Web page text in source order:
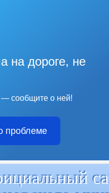
на дороге, не
— сообщите о ней!
проблеме